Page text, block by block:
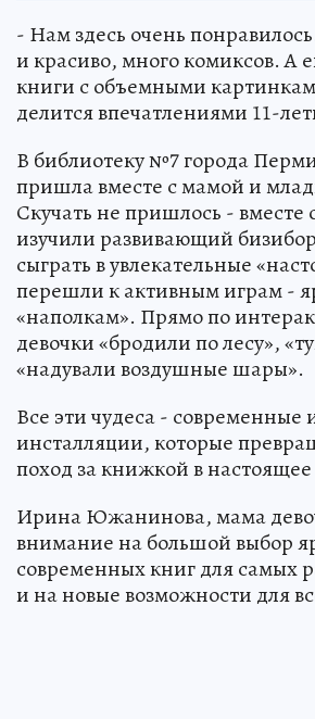
- Нам здесь очень
и красиво, много комиксов. А
книги с объемными
делится впечатлениями 11-
В библиотеку №7 города
пришла вместе с мамой и
Скучать не пришлось - вместе
изучили развивающий
сыграть в увлекательные
перешли к активным играм -
«наполкам». Прямо по
девочки «бродили по лесу»,
«надували воздушные шары».
Все эти чудеса - современные
инсталляции, которые
поход за книжкой в
Ирина Южанинова, мама
внимание на большой выбор
современных книг для самых
и на новые возможности для